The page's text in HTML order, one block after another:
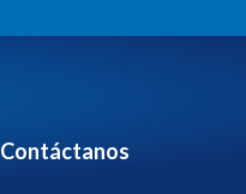
Contáctanos